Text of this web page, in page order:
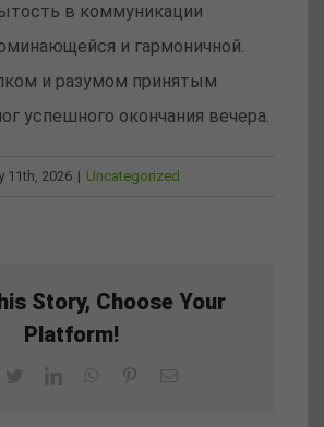
в коммуникации
и гармоничной.
и разумом принятым
успешного окончания вечера.
11th, 2026 | Uncategorized
Story, Choose Your
Platform!